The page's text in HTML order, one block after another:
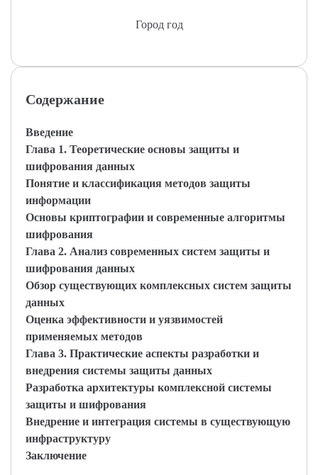
Город год
Содержание
Введение
Глава 1. Теоретические основы защиты и
шифрования данных
Понятие и классификация методов защиты
информации
Основы криптографии и современные алгоритмы
шифрования
Глава 2. Анализ современных систем защиты и
шифрования данных
Обзор существующих комплексных систем защиты
данных
Оценка эффективности и уязвимостей
применяемых методов
Глава 3. Практические аспекты разработки и
внедрения системы защиты данных
Разработка архитектуры комплексной системы
защиты и шифрования
Внедрение и интеграция системы в существующую
инфраструктуру
Заключение